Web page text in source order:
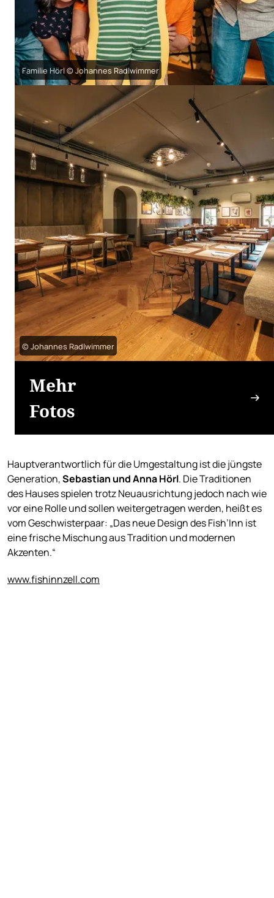
Familie Hörl © Johannes Radlwimmer
© Johannes Radlwimmer
Mehr
Fotos
Hauptverantwortlich für die Umgestaltung ist die jüngste
Generation,Sebastian und Anna Hörl. Die Traditionen
des Hauses spielen trotz Neuausrichtung jedoch nach wie
vor eine Rolle und sollen weitergetragen werden, heißt es
vom Geschwisterpaar: „Das neue Design des Fish’Inn ist
eine frische Mischung aus Tradition und modernen
Akzenten.“
www.fishinnzell.com